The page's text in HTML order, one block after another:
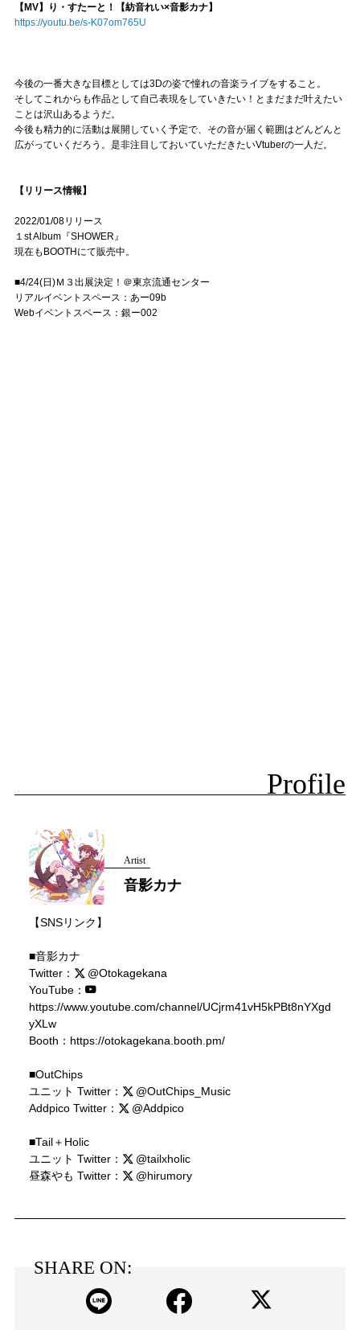
【MV】り・すたーと！【紡音れい×音影カナ】
https://youtu.be/s-K07om765U
今後の一番大きな目標としては3Dの姿で憧れの音楽ライブをすること。
そしてこれからも作品として自己表現をしていきたい！とまだまだ叶えたい
ことは沢山あるようだ。
今後も精力的に活動は展開していく予定で、その音が届く範囲はどんどんと
広がっていくだろう。是非注目しておいていただきたいVtuberの一人だ。
【リリース情報】
2022/01/08リリース
１st Album『SHOWER』
現在もBOOTHにて販売中。
■4/24(日)Ｍ３出展決定！＠東京流通センター
リアルイベントスペース：あー09b
Webイベントスペース：銀ー002
Profile
Artist
音影カナ
【SNSリンク】
■音影カナ
Twitter：
@Otokagekana
YouTube：
https://www.youtube.com/channel/UCjrm41vH5kPBt8nYXgd
yXLw
Booth： https://otokagekana.booth.pm/
■OutChips
ユニット Twitter：
@OutChips_Music
Addpico Twitter：
@Addpico
■Tail＋Holic
ユニット Twitter：
@tailxholic
昼森やも Twitter：
@hirumory
SHARE ON: